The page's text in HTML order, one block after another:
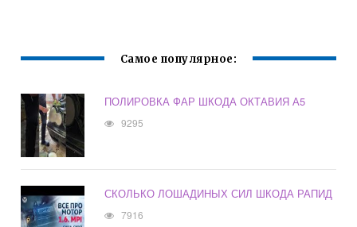
Самое популярное:
ПОЛИРОВКА ФАР ШКОДА ОКТАВИЯ А5
9295
СКОЛЬКО ЛОШАДИНЫХ СИЛ ШКОДА РАПИД
7916